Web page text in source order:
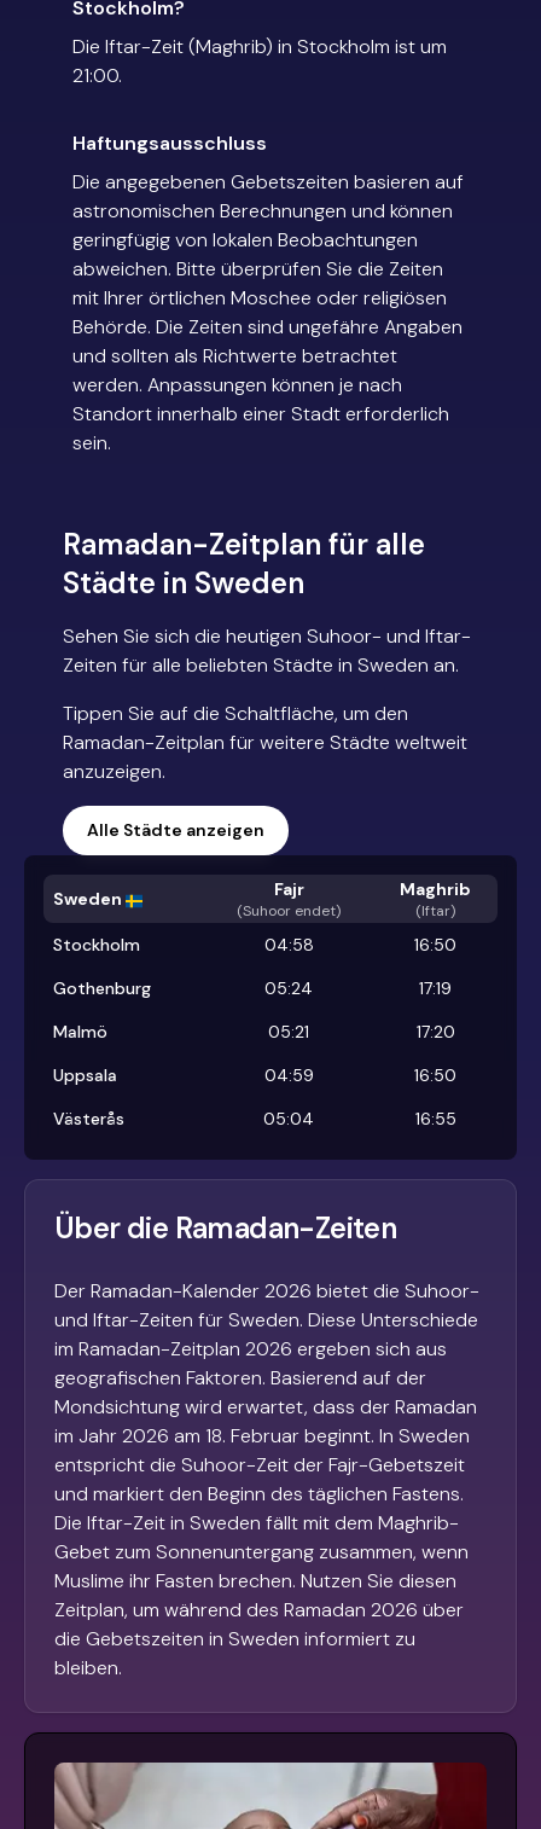
Stockholm?
Die Iftar-Zeit (Maghrib) in Stockholm ist um
21:00.
Haftungsausschluss
Die angegebenen Gebetszeiten basieren auf
astronomischen Berechnungen und können
geringfügig von lokalen Beobachtungen
abweichen. Bitte überprüfen Sie die Zeiten
mit Ihrer örtlichen Moschee oder religiösen
Behörde. Die Zeiten sind ungefähre Angaben
und sollten als Richtwerte betrachtet
werden. Anpassungen können je nach
Standort innerhalb einer Stadt erforderlich
sein.
Ramadan-Zeitplan für alle
Städte in Sweden
Sehen Sie sich die heutigen Suhoor- und Iftar-
Zeiten für alle beliebten Städte in Sweden an.
Tippen Sie auf die Schaltfläche, um den
Ramadan-Zeitplan für weitere Städte weltweit
anzuzeigen.
Alle Städte anzeigen
Sweden Fajr
(Suhoor endet)
Maghrib
(Iftar)
Stockholm 04:58
16:50
Gothenburg
05:24
17:19
Malmö
05:21
17:20
Uppsala
04:59
16:50
Västerås
05:04 16:55
Über die Ramadan-Zeiten
Der Ramadan-Kalender 2026 bietet die Suhoor-
und Iftar-Zeiten für Sweden. Diese Unterschiede
im Ramadan-Zeitplan 2026 ergeben sich aus
geografischen Faktoren. Basierend auf der
Mondsichtung wird erwartet, dass der Ramadan
im Jahr 2026 am 18. Februar beginnt. In Sweden
entspricht die Suhoor-Zeit der Fajr-Gebetszeit
und markiert den Beginn des täglichen Fastens.
Die Iftar-Zeit in Sweden fällt mit dem Maghrib-
Gebet zum Sonnenuntergang zusammen, wenn
Muslime ihr Fasten brechen. Nutzen Sie diesen
Zeitplan, um während des Ramadan 2026 über
die Gebetszeiten in Sweden informiert zu
bleiben.